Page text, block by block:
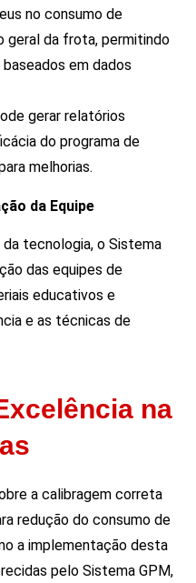
no consumo de
geral da frota, permitindo
em dados
gerar relatórios
do programa de
melhorias.
da Equipe
da tecnologia, o Sistema
das equipes de
educativos e
e as técnicas de
na
a calibragem correta
redução do consumo de
a implementação desta
pelo Sistema GPM,